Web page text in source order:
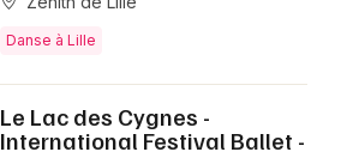
Danse à Lille
Le Lac des Cygnes -
International Festival Ballet -